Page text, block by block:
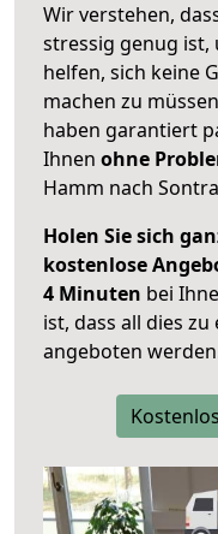
Wir verstehen,
stressig genug ist,
helfen, sich keine
machen zu
haben garantiert
Ihnen ohne
Hamm nach
Holen Sie sich
kostenlose
4 Minuten bei
ist, dass all dies
angeboten